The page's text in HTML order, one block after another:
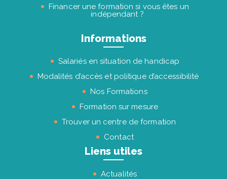
Financer une formation si vous êtes un
indépendant ?
Informations
Salariés en situation de handicap
Modalités d’accès et politique d’accessibilité
Nos Formations
Formation sur mesure
Trouver un centre de formation
Contact
Liens utiles
Actualités